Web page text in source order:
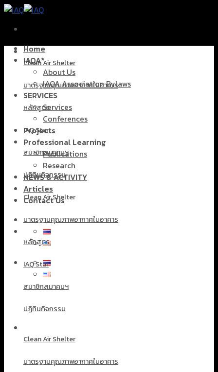
Skip
content
Home
IAQA*
About Us
IAQA Association Bylaws
SERVICES
Services
Conferences
Projects
Professional Learning
Publications
Research
NEWS & ACTIVITY
Articles
Contact Us
Clean Air Shelter
มาตรฐานคุณภาพอากาศในอาคาร
หลักสูตร
IAQ Star
สมาชิกสมาคมฯ
ปฏิทินกิจกรรม
Clean Air Shelter
มาตรฐานคุณภาพอากาศในอาคาร
หลักสูตร
IAQ Star
สมาชิกสมาคมฯ
ปฏิทินกิจกรรม
Clean Air Shelter
มาตรฐานคุณภาพอากาศในอาคาร